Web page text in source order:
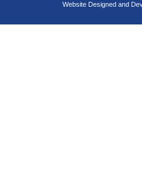
Website Designed and